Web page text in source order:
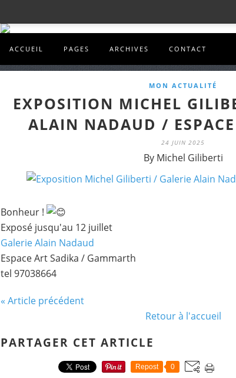
ACCUEIL PAGES ARCHIVES CONTACT
MON ACTUALITÉ
EXPOSITION MICHEL
ALAIN NADAUD /
24 JUIN 2025
By Michel Giliberti
Bonheur !
Exposé jusqu'au 12 juillet
Galerie Alain Nadaud
Espace Art Sadika / Gammarth
tel 97038664
« Article précédent
Retour à l'accueil
PARTAGER CET ARTICLE
Repost 0